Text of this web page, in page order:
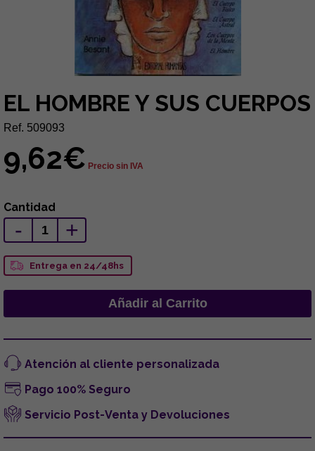
EL HOMBRE Y SUS CUERPOS
Ref. 509093
9,62€ Precio sin IVA
Cantidad
- +
Entrega en 24/48hs
Atención al cliente personalizada
Pago 100% Seguro
Servicio Post-Venta y Devoluciones